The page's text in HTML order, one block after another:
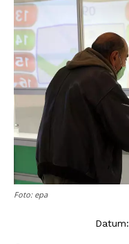
Foto: epa
Datum: